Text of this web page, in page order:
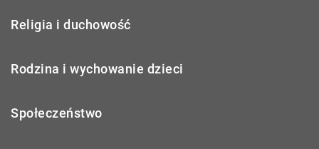
Religia i duchowość
Rodzina i wychowanie dzieci
Społeczeństwo